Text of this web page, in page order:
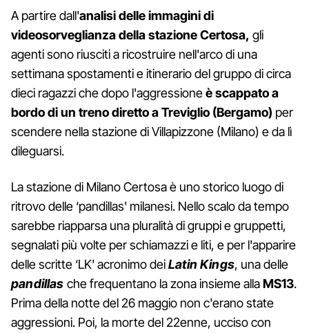
A partire dall'analisi delle immagini di
videosorveglianza della stazione Certosa, gli
agenti sono riusciti a ricostruire nell'arco di una
settimana spostamenti e itinerario del gruppo di circa
dieci ragazzi che dopo l'aggressioneè scappato a
bordo di un treno diretto a Treviglio (Bergamo) per
scendere nella stazione di Villapizzone (Milano) e da lì
dileguarsi.
La stazione di Milano Certosa è uno storico luogo di
ritrovo delle ‘pandillas' milanesi. Nello scalo da tempo
sarebbe riapparsa una pluralità di gruppi e gruppetti,
segnalati più volte per schiamazzi e liti, e per l'apparire
delle scritte ‘LK' acronimo deiLatin Kings, una delle
pandillas che frequentano la zona insieme allaMS13.
Prima della notte del 26 maggio non c'erano state
aggressioni. Poi, la morte del 22enne, ucciso con